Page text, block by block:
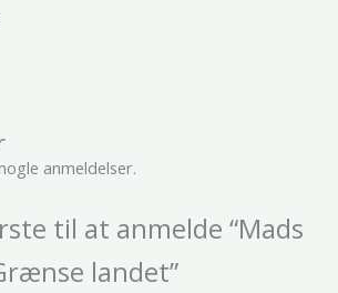
anmeldelser.
til at anmelde “Mads
landet”